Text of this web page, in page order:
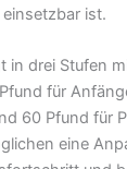
ist.
in drei Stufen
für
60 Pfund für
eine